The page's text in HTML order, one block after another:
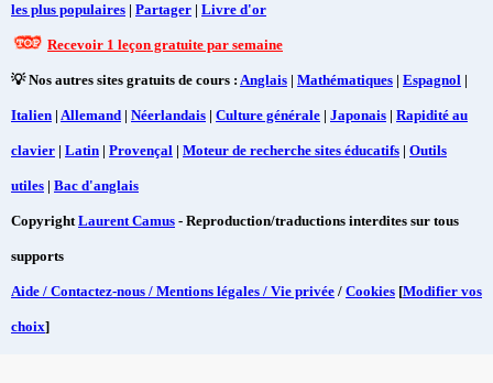
les plus populaires | Partager | Livre d'or
Recevoir 1 leçon gratuite par semaine
💡 Nos autres sites gratuits de cours : Anglais | Mathématiques | Espagnol |
Italien | Allemand | Néerlandais | Culture générale | Japonais | Rapidité au
clavier | Latin | Provençal | Moteur de recherche sites éducatifs | Outils
utiles | Bac d'anglais
CopyrightLaurent Camus - Reproduction/traductions interdites sur tous
supports
Aide / Contactez-nous / Mentions légales / Vie privée / Cookies [Modifier vos
choix]